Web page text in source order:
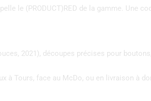
le (PRODUCT)RED de la gamme. Une
2021), découpes précises pour
à Tours, face au McDo, ou en livraison à